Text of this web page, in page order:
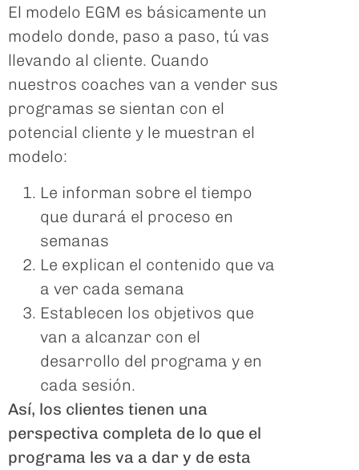
El modelo EGM es básicamente un
modelo donde, paso a paso, tú vas
llevando al cliente. Cuando
nuestros coaches van a vender sus
programas se sientan con el
potencial cliente y le muestran el
modelo:
Le informan sobre el tiempo
que durará el proceso en
semanas
Le explican el contenido que va
a ver cada semana
Establecen los objetivos que
van a alcanzar con el
desarrollo del programa y en
cada sesión.
Así, los clientes tienen una
perspectiva completa de lo que el
programa les va a dar y de esta